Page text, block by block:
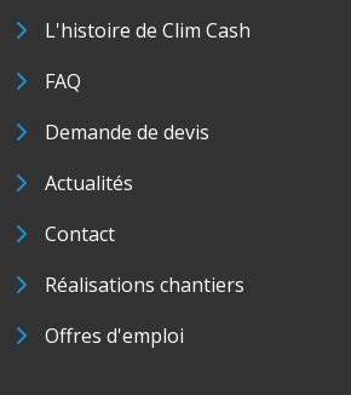
L'histoire de Clim Cash
FAQ
Demande de devis
Actualités
Contact
Réalisations chantiers
Offres d'emploi